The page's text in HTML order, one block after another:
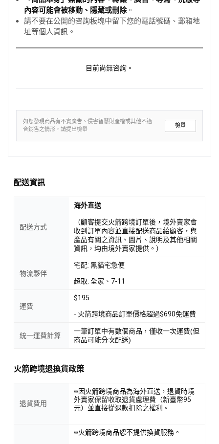
內容可能會被移動、隱藏或刪除。
請不要在公開的咨詢板塊中留下您的電話號碼、郵箱地
址等個人資訊。
目前尚無咨詢。
如您發現商品有不實廣告、侵害智慧財產權或其他不適
合銷售之情形，請提出檢舉
檢舉
配送資訊
配送方式
海外直送
（顧客提交火箭跨境訂單後，境外賣家會
收到訂單內容並直接配送商品給顧客，與
產品有關之資訊、圖片、說明及其他相關
資訊，均由境外賣家提供。）
物流夥伴
宅配: 黑貓宅急便
超取: 全家、7-11
運費
$195
- 火箭跨境商品訂單價格超過$690免運費
統一運費計算
一筆訂單中有數個商品，僅收一次運費(但
商品可能分次配送)
火箭跨境退換貨政策
退貨費用
※因火箭跨境商品為海外直送，退貨時境
外賣家保留收取退貨處理費（新臺幣95
元）並直接從退款扣除之權利。
※火箭跨境商品恕不提供換貨服務。